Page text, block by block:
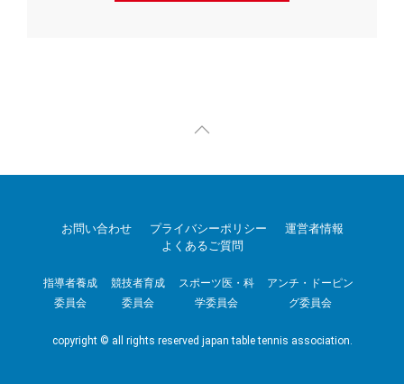
お問い合わせ プライバシーポリシー
運営者情報
よくあるご質問
指導者養成
委員会
競技者育成
委員会
スポーツ医・科
学委員会
アンチ・ドーピン
グ委員会
copyright © all rights reserved japan table tennis association.